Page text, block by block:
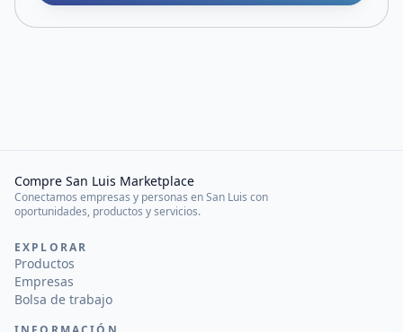
Compre San Luis Marketplace
Conectamos empresas y personas en San Luis con
oportunidades, productos y servicios.
EXPLORAR
Productos
Empresas
Bolsa de trabajo